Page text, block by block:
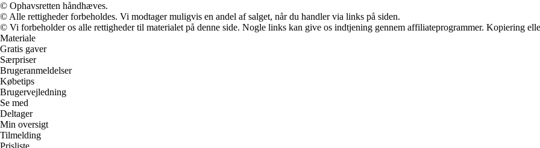
© Ophavsretten håndhæves.
© Alle rettigheder forbeholdes. Vi modtager muligvis en andel af salget, når du handler via links på siden.
© Vi forbeholder os alle rettigheder til materialet på denne side. Nogle links kan give os indtjening gennem affiliateprogrammer. Kopiering
Materiale
Gratis gaver
Særpriser
Brugeranmeldelser
Købetips
Brugervejledning
Se med
Deltager
Min oversigt
Tilmelding